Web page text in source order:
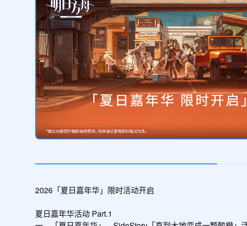
2026「夏日嘉年华」限时活动开启
夏日嘉年华活动 Part.1